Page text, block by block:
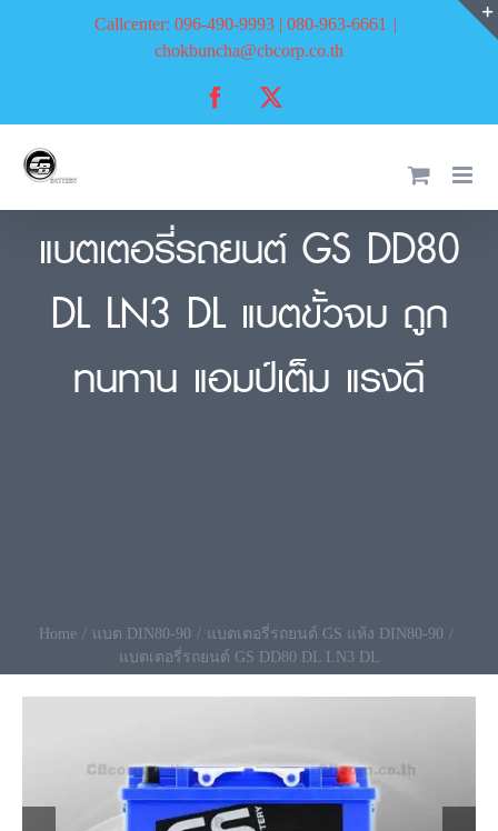
Callcenter: 096-490-9993 | 080-963-6661 |
chokbuncha@cbcorp.co.th
Facebook
แบตเตอรี่รถยนต์ GS DD80
DL LN3 DL แบตขั้วจม ถูก
ทนทาน แอมป์เต็ม แรงดี
Home แบต DIN80-90
แบตเตอรี่รถยนต์ GS แห้ง DIN80-90
แบตเตอรี่รถยนต์ GS DD80 DL LN3 DL